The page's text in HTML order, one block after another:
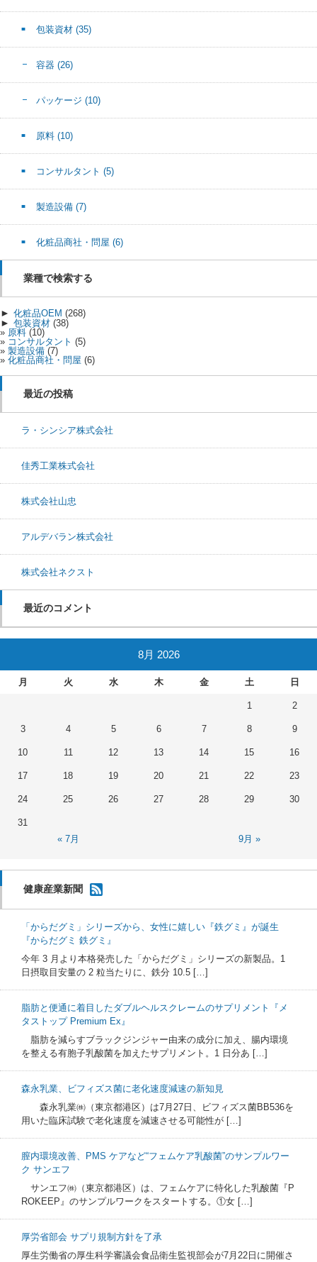
包装資材 (35)
容器 (26)
パッケージ (10)
原料 (10)
コンサルタント (5)
製造設備 (7)
化粧品商社・問屋 (6)
業種で検索する
► 化粧品OEM (268)
► 包装資材 (38)
原料 (10)
コンサルタント (5)
製造設備 (7)
化粧品商社・問屋 (6)
最近の投稿
ラ・シンシア株式会社
佳秀工業株式会社
株式会社山忠
アルデバラン株式会社
株式会社ネクスト
最近のコメント
8月 2026
月 火 水 木 金 土 日
1 2
3 4 5 6 7 8 9
10 11 12 13 14 15 16
17 18 19 20 21 22 23
24 25 26 27 28 29 30
31
« 7月
9月 »
健康産業新聞
「からだグミ」シリーズから、女性に嬉しい『鉄グミ』が誕生
『からだグミ 鉄グミ』
今年 3 月より本格発売した「からだグミ」シリーズの新製品。1
日摂取目安量の 2 粒当たりに、鉄分 10.5 […]
脂肪と便通に着目したダブルヘルスクレームのサプリメント『メ
タストップ Premium Ex』
脂肪を減らすブラックジンジャー由来の成分に加え、腸内環境
を整える有胞子乳酸菌を加えたサプリメント。1 日分あ […]
森永乳業、ビフィズス菌に老化速度減速の新知見
森永乳業㈱（東京都港区）は7月27日、ビフィズス菌BB536を
用いた臨床試験で老化速度を減速させる可能性が […]
膣内環境改善、PMS ケアなど“フェムケア乳酸菌”のサンプルワー
ク サンエフ
サンエフ㈱（東京都港区）は、フェムケアに特化した乳酸菌『P
ROKEEP』のサンプルワークをスタートする。①女 […]
厚労省部会 サプリ規制方針を了承
厚生労働省の厚生科学審議会食品衛生監視部会が7月22日に開催さ